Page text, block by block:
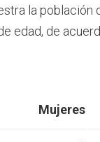
la
edad, de
Mujeres